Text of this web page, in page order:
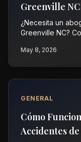
Greenville
¿Necesita un
Greenville NC?
Vasquez Law Firm
May 8, 2026
GENERAL
Cómo
Accidentes